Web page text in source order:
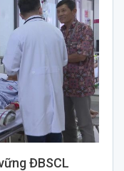
ĐBSCL